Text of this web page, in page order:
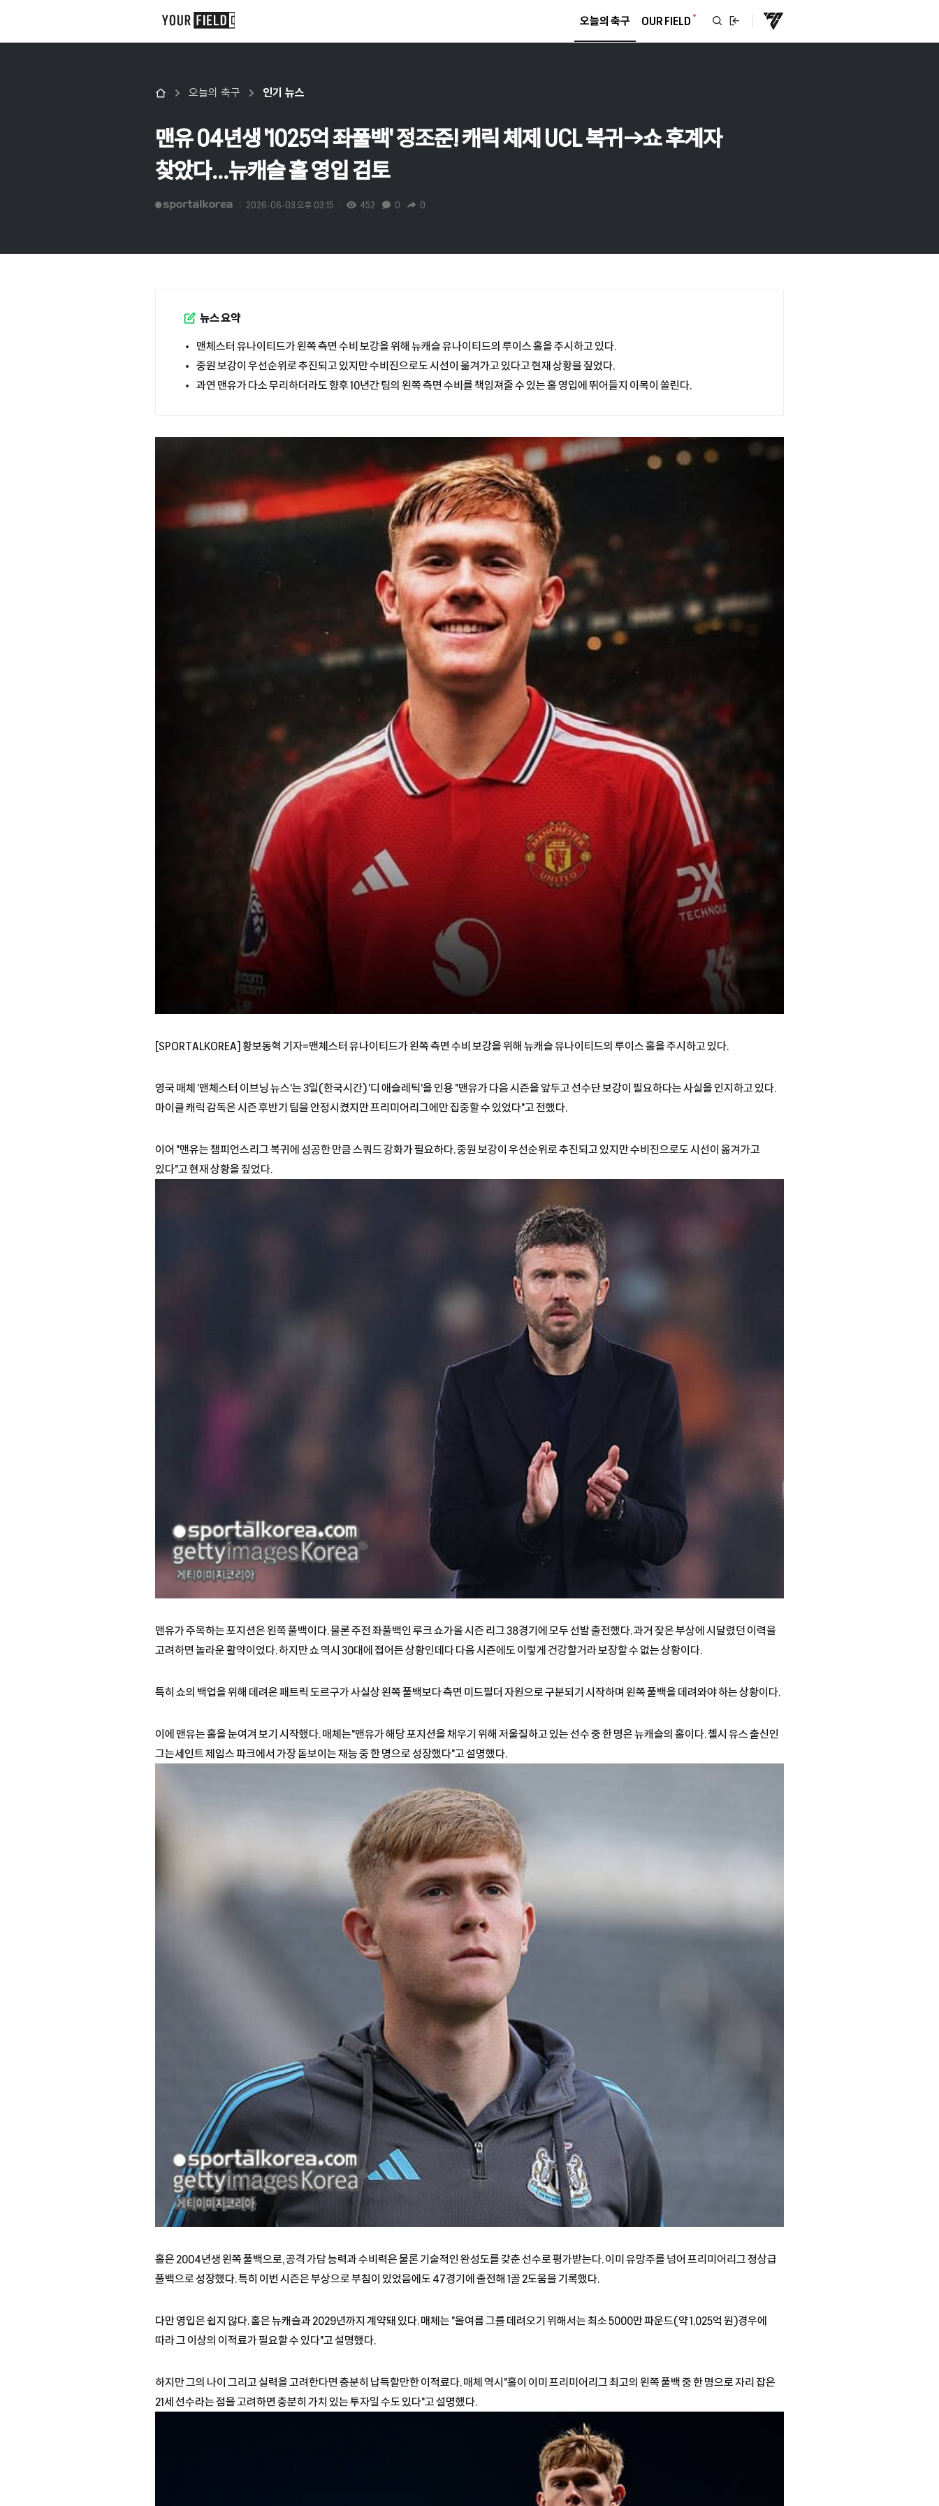
오늘의 축구 OUR FIELD
오늘의 축구 인기 뉴스
맨유 04년생 '1025억 좌풀백' 정조준! 캐릭 체제 UCL 복귀→쇼 후계자
찾았다...뉴캐슬 홀 영입 검토
2026-06-03 오후 03:15 452 0 0
뉴스 요약
맨체스터 유나이티드가 왼쪽 측면 수비 보강을 위해 뉴캐슬 유나이티드의 루이스 홀을 주시하고 있다.
중원 보강이 우선순위로 추진되고 있지만 수비진으로도 시선이 옮겨가고 있다고 현재 상황을 짚었다.
과연 맨유가 다소 무리하더라도 향후 10년간 팀의 왼쪽 측면 수비를 책임져줄 수 있는 홀 영입에 뛰어들지 이목이 쏠린다.
[SPORTALKOREA] 황보동혁 기자=맨체스터 유나이티드가 왼쪽 측면 수비 보강을 위해 뉴캐슬 유나이티드의 루이스 홀을 주시하고 있다.
영국 매체 '맨체스터 이브닝 뉴스'는 3일(한국시간) '디 애슬레틱'을 인용 "맨유가 다음 시즌을 앞두고 선수단 보강이 필요하다는 사실을 인지하고 있다.
마이클 캐릭 감독은 시즌 후반기 팀을 안정시켰지만 프리미어리그에만 집중할 수 있었다"고 전했다.
이어 "맨유는 챔피언스리그 복귀에 성공한 만큼 스쿼드 강화가 필요하다. 중원 보강이 우선순위로 추진되고 있지만 수비진으로도 시선이 옮겨가고
있다"고 현재 상황을 짚었다.
맨유가 주목하는 포지션은 왼쪽 풀백이다. 물론 주전 좌풀백인 루크 쇼가올 시즌 리그 38경기에 모두 선발 출전했다. 과거 잦은 부상에 시달렸던 이력을
고려하면 놀라운 활약이었다. 하지만 쇼 역시 30대에 접어든 상황인데다 다음 시즌에도 이렇게 건강할거라 보장할 수 없는 상황이다.
특히 쇼의 백업을 위해 데려온 패트릭 도르구가 사실상 왼쪽 풀백보다 측면 미드필더 자원으로 구분되기 시작하며 왼쪽 풀백을 데려와야 하는 상황이다.
이에 맨유는 홀을 눈여겨 보기 시작했다. 매체는"맨유가 해당 포지션을 채우기 위해 저울질하고 있는 선수 중 한 명은 뉴캐슬의 홀이다. 첼시 유스 출신인
그는세인트 제임스 파크에서 가장 돋보이는 재능 중 한 명으로 성장했다"고 설명했다.
홀은 2004년생 왼쪽 풀백으로, 공격 가담 능력과 수비력은 물론 기술적인 완성도를 갖춘 선수로 평가받는다. 이미 유망주를 넘어 프리미어리그 정상급
풀백으로 성장했다. 특히 이번 시즌은 부상으로 부침이 있었음에도 47경기에 출전해 1골 2도움을 기록했다.
다만 영입은 쉽지 않다. 홀은 뉴캐슬과 2029년까지 계약돼 있다. 매체는 "올여름 그를 데려오기 위해서는 최소 5000만 파운드(약 1,025억 원)경우에
따라 그 이상의 이적료가 필요할 수 있다"고 설명했다.
하지만 그의 나이 그리고 실력을 고려한다면 충분히 납득할만한 이적료다. 매체 역시"홀이 이미 프리미어리그 최고의 왼쪽 풀백 중 한 명으로 자리 잡은
21세 선수라는 점을 고려하면 충분히 가치 있는 투자일 수도 있다"고 설명했다.